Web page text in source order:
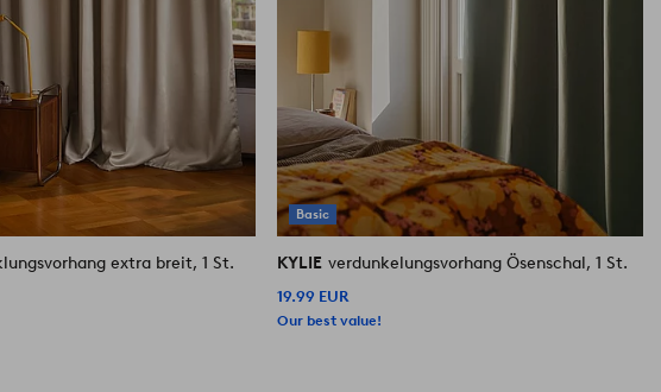
extra breit, 1 St.
Basic
KYLIE verdunkelungsvorhang Ösenschal, 1 St.
19.99 EUR
Our best value!